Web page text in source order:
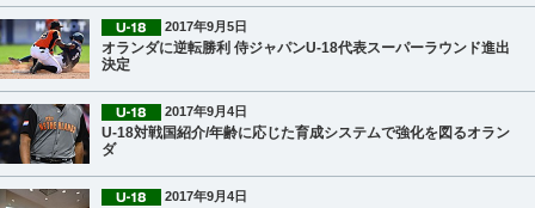
2017年9月5日
オランダに逆転勝利 侍ジャパンU-18代表スーパーラウンド進出
決定
2017年9月4日
U-18対戦国紹介/年齢に応じた育成システムで強化を図るオラン
ダ
2017年9月4日